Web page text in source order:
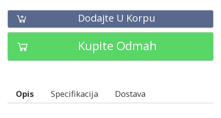
Dodajte U Korpu
Kupite Odmah
Opis Specifikacija Dostava